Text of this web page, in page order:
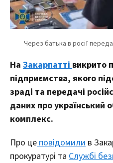
На Закарпатті викрито
підприємства, якого
зраді та передачі
даних про український
комплекс.
Про це повідомили в
прокуратурі та Службі